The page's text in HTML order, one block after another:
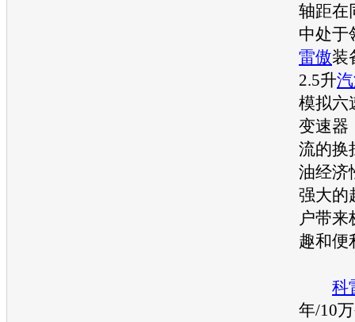
轴距在
中处于
雷傲装
2.5升
模拟六
变速器
流的换
油经济
强大的
户带
趣和便
科
年/10